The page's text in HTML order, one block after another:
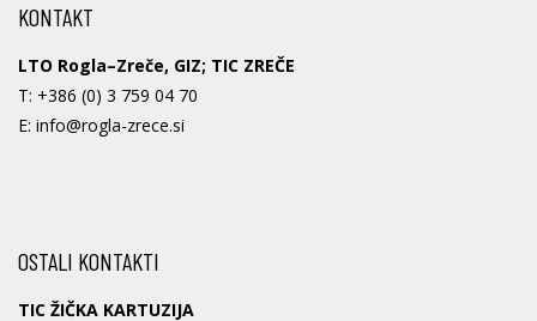
KONTAKT
LTO Rogla–Zreče, GIZ; TIC ZREČE
T: +386 (0) 3 759 04 70
E: info@rogla-zrece.si
OSTALI KONTAKTI
TIC ŽIČKA KARTUZIJA